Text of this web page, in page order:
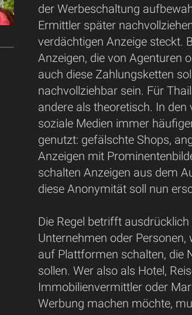
der Werbeschaltung
Ermittler später
verdächtigen Anzeige steckt.
Anzeigen, die von Agenturen
auch diese Zahlungsketten
nachvollziehbar sein. Für
andere als theoretisch. In
soziale Medien immer
genutzt: gefälschte Shops,
Anzeigen mit
schalten Anzeigen aus dem
diese Anonymität soll nun
Die Regel betrifft
Unternehmen oder Personen,
auf Plattformen schalten, die
sollen. Wer also als Hotel,
Immobilienvermittler oder
Werbung machen möchte,